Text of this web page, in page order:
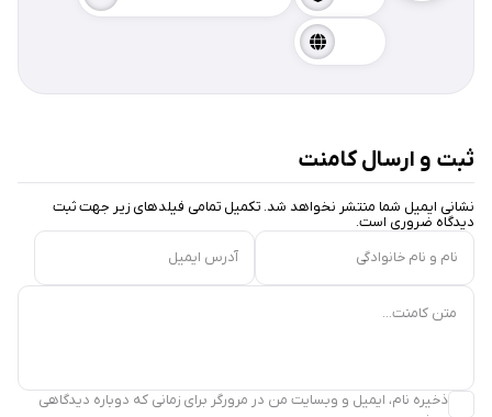
ثبت و ارسال کامنت
نشانی ایمیل شما منتشر نخواهد شد. تکمیل تمامی فیلد‌های زیر جهت ثبت
دیدگاه ضروری است.
نام و نام خانوادگی
آدرس ایمیل
متن کامنت...
ذخیره نام، ایمیل و وبسایت من در مرورگر برای زمانی که دوباره دیدگاهی